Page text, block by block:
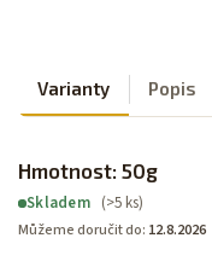
Varianty Popis
Hmotnost: 50g
Skladem (>5 ks)
Můžeme doručit do: 12.8.2026